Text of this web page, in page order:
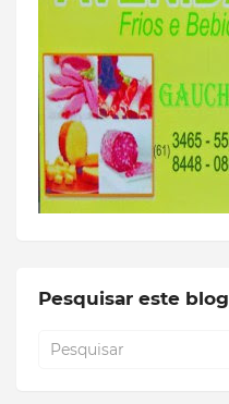
Pesquisar este blog